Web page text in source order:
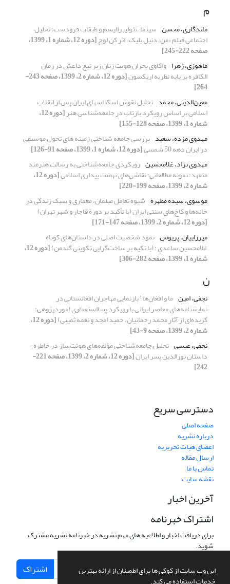
این وب سایت از کوکی ها برای اطمینان از ارائه بهترین
خدمات استفاده می کند.
م
ماندگاری، محسن سینما، نئولیبرالیسم و طبقات فرودست: تحلیل
اجتماعی فیلم «من، دنیل بلیک» اثر کن لوچ [دوره 12، شماره 1، 1399،
صفحه 222-245]
ماهوزی، زهرا واکاوی بحران هویت زنان زیر تیغ داعش در رمان
الکافره بر پایه نظریه اریکسون [دوره 12، شماره 2، 1399، صفحه 243-
264]
معین‌الدینی، محمد تحلیل نقوش اسکناسهای ایران پس از انقلاب
اسلامی بر اساس رویکرد بازتاب در جامعه‌شناسی هنر [دوره 12،
شماره 1، 1399، صفحه 128-155]
مهدوی مزده، سعید بررسی جامعه شناختی زمینه های تحول موسیقی
در ایران دهه 50 شمسی
[دوره 12، شماره 1، 1399، صفحه 91-126]
مهدوی نژاد، غلامحسین رویکردی جامعه‌شناختی به رسالت هنرمند
متعهد؛ نمونه مطالعاتی: نقاشی‌های نهضت بیداری اسلامی [دوره 12،
شماره 2، 1399، صفحه 199-220]
موسوی، سیده مطهره شیوه تعامل مبلمان، معماری و سبک زندگی در
خانه‌ها و کاخ‌های سنتی ایران (با تأکید بر دورة قاجار و شهر تهران)
[دوره 12، شماره 2، 1399، صفحه 147-171]
میرزاییان، پریوش نمود شخصیت اصلی در داستان‌های کوتاه
غلامحسین ساعدی : (با تکیه بر ساخت‌گرایی تکوینی گلدمن) [دوره 12،
شماره 1، 1399، صفحه 282-306]
ن
نجفی، امین ما و افغان‌ها! بازنمایی مهاجران افغانستانی در
نمایشنامه‌های معاصر ایرانی با رویکرد پسااستعماری (‌مورد‌پژوهی:
گزیده‌ای از آثار محمد رحمانیان، حمید امجد و نغمه ثمینی) [دوره 12،
شماره 2، 1399، صفحه 9-43]
نجفی، عیسی تحلیل جامعه‌شناختی مؤلفه‌های هویّت‌ساز در خاطره-‌
داستان نورالدین پسر ایران [دوره 12، شماره 2، 1399، صفحه 221-
242]
دسترسی سریع
صفحه اصلی
درباره نشریه
اعضای هیات تحریریه
ارسال مقاله
تماس با ما
نقشه سایت
آخرین اخبار
اشتراک خبرنامه
برای دریافت اخبار و اطلاعیه های مهم نشریه در خبرنامه نشریه مشترک
شوید.
اشتراک